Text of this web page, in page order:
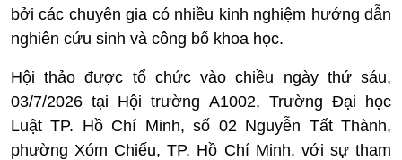
bởi các chuyên gia có nhiều kinh nghiệm hướng dẫn
nghiên cứu sinh và công bố khoa học.
Hội thảo được tổ chức vào chiều ngày thứ sáu,
03/7/2026 tại Hội trường A1002, Trường Đại học
Luật TP. Hồ Chí Minh, số 02 Nguyễn Tất Thành,
phường Xóm Chiếu, TP. Hồ Chí Minh, với sự tham